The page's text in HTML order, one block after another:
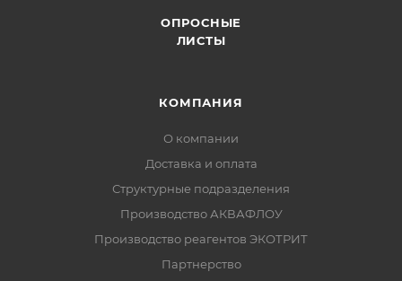
ОПРОСНЫЕ
ЛИСТЫ
КОМПАНИЯ
О компании
Доставка и оплата
Структурные подразделения
Производство АКВАФЛОУ
Производство реагентов ЭКОТРИТ
Партнерство